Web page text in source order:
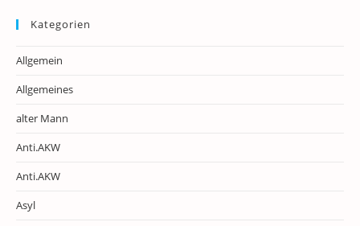
Kategorien
Allgemein
Allgemeines
alter Mann
Anti.AKW
Anti.AKW
Asyl